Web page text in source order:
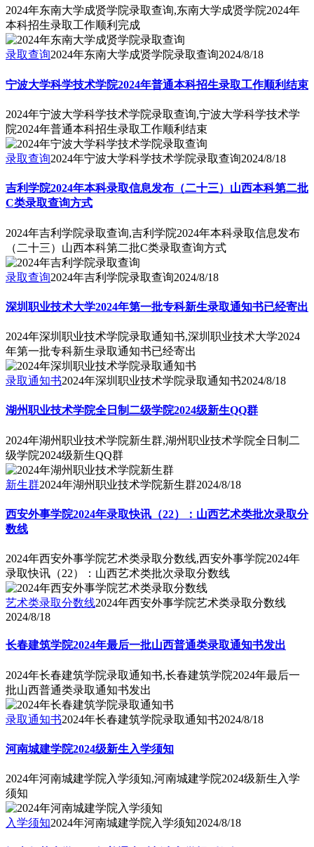
2024年东南大学成贤学院录取查询,东南大学成贤学院2024年
本科招生录取工作顺利完成
录取查询2024年东南大学成贤学院录取查询2024/8/18
宁波大学科学技术学院2024年普通本科招生录取工作顺利结束
2024年宁波大学科学技术学院录取查询,宁波大学科学技术学
院2024年普通本科招生录取工作顺利结束
录取查询2024年宁波大学科学技术学院录取查询2024/8/18
吉利学院2024年本科录取信息发布（二十三）山西本科第二批
C类录取查询方式
2024年吉利学院录取查询,吉利学院2024年本科录取信息发布
（二十三）山西本科第二批C类录取查询方式
录取查询2024年吉利学院录取查询2024/8/18
深圳职业技术大学2024年第一批专科新生录取通知书已经寄出
2024年深圳职业技术学院录取通知书,深圳职业技术大学2024
年第一批专科新生录取通知书已经寄出
录取通知书2024年深圳职业技术学院录取通知书2024/8/18
湖州职业技术学院全日制二级学院2024级新生QQ群
2024年湖州职业技术学院新生群,湖州职业技术学院全日制二
级学院2024级新生QQ群
新生群2024年湖州职业技术学院新生群2024/8/18
西安外事学院2024年录取快讯（22）：山西艺术类批次录取分
数线
2024年西安外事学院艺术类录取分数线,西安外事学院2024年
录取快讯（22）：山西艺术类批次录取分数线
艺术类录取分数线2024年西安外事学院艺术类录取分数线
2024/8/18
长春建筑学院2024年最后一批山西普通类录取通知书发出
2024年长春建筑学院录取通知书,长春建筑学院2024年最后一
批山西普通类录取通知书发出
录取通知书2024年长春建筑学院录取通知书2024/8/18
河南城建学院2024级新生入学须知
2024年河南城建学院入学须知,河南城建学院2024级新生入学
须知
入学须知2024年河南城建学院入学须知2024/8/18